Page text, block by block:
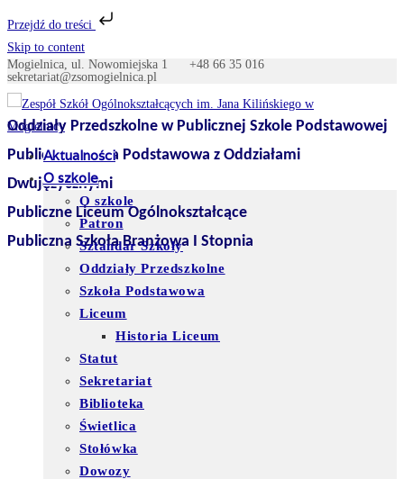
Przejdź do treści
Skip to content
Mogielnica, ul. Nowomiejska 1 +48 66 35 016
sekretariat@zsomogielnica.pl
Oddziały Przedszkolne w Publicznej Szkole Podstawowej
Publiczna Szkoła Podstawowa z Oddziałami
Dwujęzycznymi
Publiczne Liceum Ogólnokształcące
Publiczna Szkoła Branżowa I Stopnia
Aktualności
O szkole
O szkole
Patron
Sztandar Szkoły
Oddziały Przedszkolne
Szkoła Podstawowa
Liceum
Historia Liceum
Statut
Sekretariat
Biblioteka
Świetlica
Stołówka
Dowozy